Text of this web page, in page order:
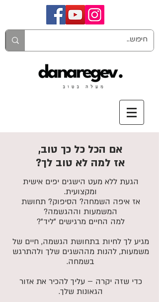
אם הכל כל כך טוב,
אז למה לא טוב לך?
הגעת ללא מעט הישגים יפים אישית
ומקצועית.
אז איפה השמחה? הסיפוק? תחושת
המשמעות וההגשמה?
למה החיים מרגישים "ליד"?
מגיע לך לחיות בתחושת הגשמה, חיים של
משמעות, להנות מההשגים שלך ולהתרגש
בשמחה.
כדי שזה יקרה – עליך להכיר את אזור
הגאונות שלך.